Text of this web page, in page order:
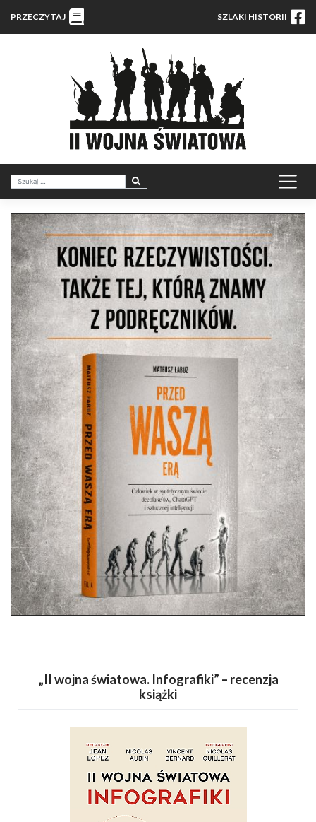
PRZECZYTAJ SZLAKI HISTORII
„II wojna światowa. Infografiki” – recenzja
książki